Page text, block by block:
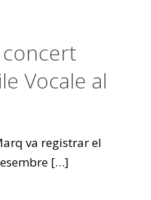
Vocale al
va registrar el
[…]